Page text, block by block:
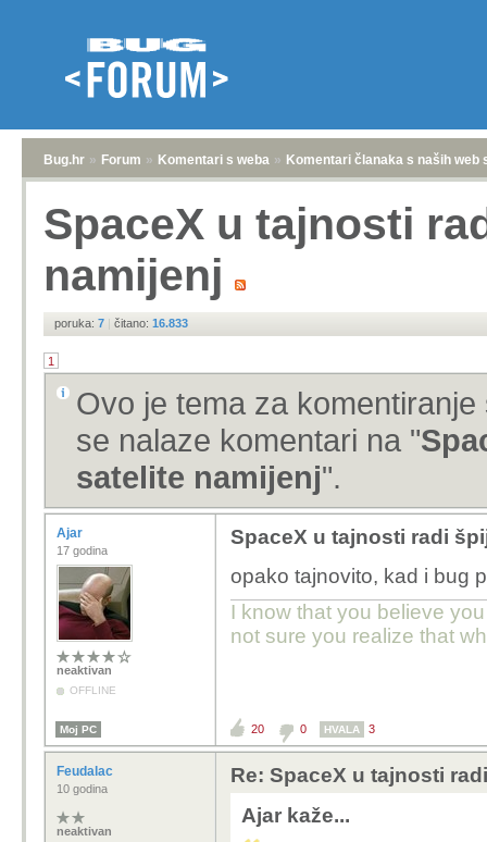
Bug.hr » Forum » Komentari s weba » Komentari članaka s naših web
SpaceX u tajnosti
namijenj
poruka: 7 | čitano: 16.833
1
Ovo je tema za
se nalaze komentari na "
satelite namijenj".
Ajar
17 godina
neaktivan
OFFLINE
SpaceX u tajnosti radi
opako tajnovito, kad i bug
I know that you believe
not sure you realize that
Moj PC 20 0 HVALA 3
Feudalac
10 godina
neaktivan
Re: SpaceX u tajnosti
Ajar kaže...